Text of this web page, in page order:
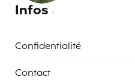
Infos
Confidentialité
Contact